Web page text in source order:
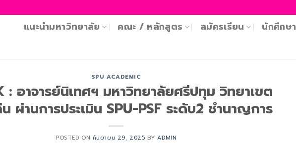
แนะนำมหาวิทยาลัย คณะ / หลักสูตร สมัครเรียน นักศึกษา
SPU ACADEMIC
: อาจารย์นิเทศฯ มหาวิทยาลัยศรีปทุม วิทยาเขต
ผ่านการประเมิน SPU-PSF ระดับ2 ชำนาญการ
POSTED ON กันยายน 29, 2025 BYADMIN